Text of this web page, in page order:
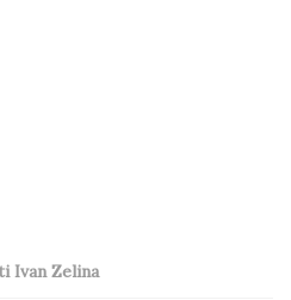
Ivan Zelina